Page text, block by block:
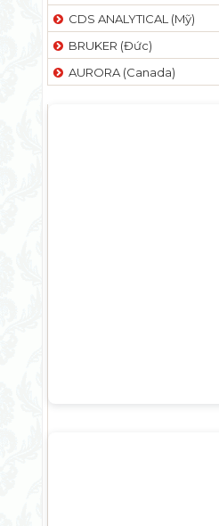
CDS ANALYTICAL (Mỹ)
BRUKER (Đức)
AURORA (Canada)